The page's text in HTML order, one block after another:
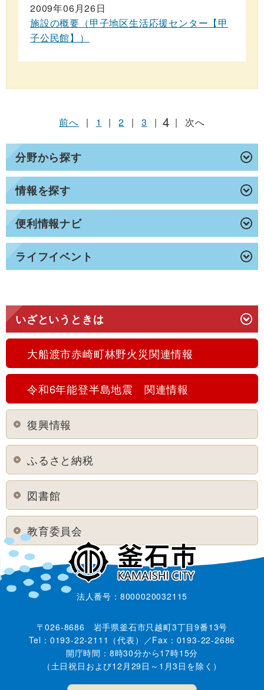
分野から探す
情報を探す
便利情報ナビ
ライフイベント
2009年06月26日
施設の概要（甲子地区生活応援センター【甲
子公民館】）
前へ | 1 | 2 | 3 | 4 | 次へ
いざというときは
大船渡市赤崎町林野火災関連情報
令和6年能登半島地震 関連情報
復興情報
ふるさと納税
図書館
教育委員会
法人番号：8000020032115
〒026-8686 岩手県釜石市只越町3丁目9番13号
Tel：0193-22-2111（代表）／Fax：0193-22-2686
開庁時間：8時30分から17時15分
（土日祝日および12月29日～1月3日を除く）